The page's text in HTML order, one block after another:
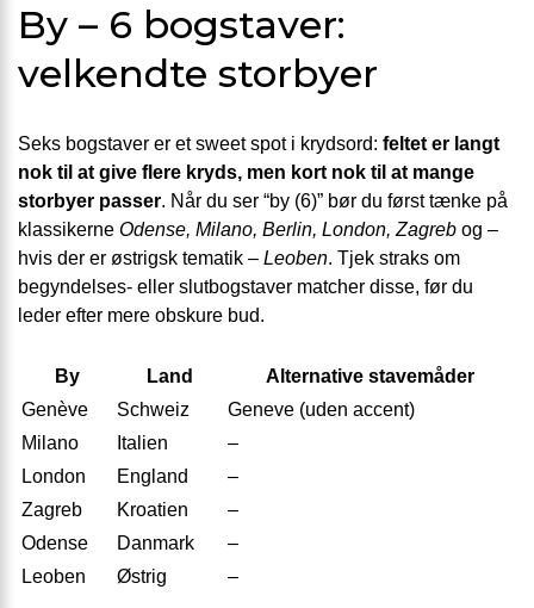
By – 6 bogstaver:
velkendte storbyer
Seks bogstaver er et sweet spot i krydsord: feltet er langt
nok til at give flere kryds, men kort nok til at mange
storbyer passer. Når du ser “by (6)” bør du først tænke på
klassikerne Odense, Milano, Berlin, London, Zagreb og –
hvis der er østrigsk tematik – Leoben. Tjek straks om
begyndelses- eller slutbogstaver matcher disse, før du
leder efter mere obskure bud.
By Land
Alternative stavemåder
Genève
Schweiz
Geneve (uden accent)
Milano
Italien
–
London
England
–
Zagreb
Kroatien
–
Odense
Danmark
–
Leoben
Østrig –